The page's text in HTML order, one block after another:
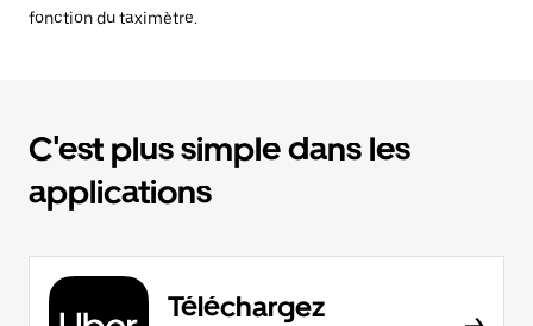
fonction du taximètre.
C'est plus simple dans les
applications
Téléchargez